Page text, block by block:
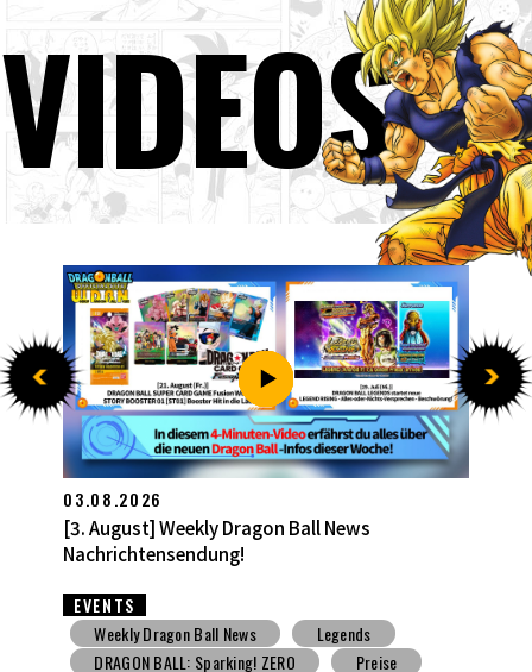
VIDEOS
[27. Juli] Weekly Dragon Ball News
Weekly Dragon Ball News
Spielzeug mit Süßigkeiten